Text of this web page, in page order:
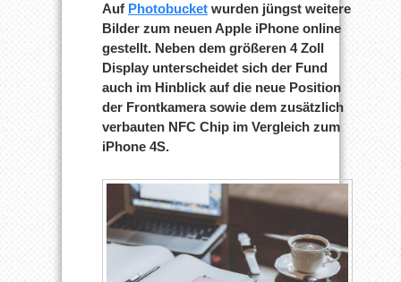
Auf Photobucket wurden jüngst weitere
Bilder zum neuen Apple iPhone online
gestellt. Neben dem größeren 4 Zoll
Display unterscheidet sich der Fund
auch im Hinblick auf die neue Position
der Frontkamera sowie dem zusätzlich
verbauten NFC Chip im Vergleich zum
iPhone 4S.